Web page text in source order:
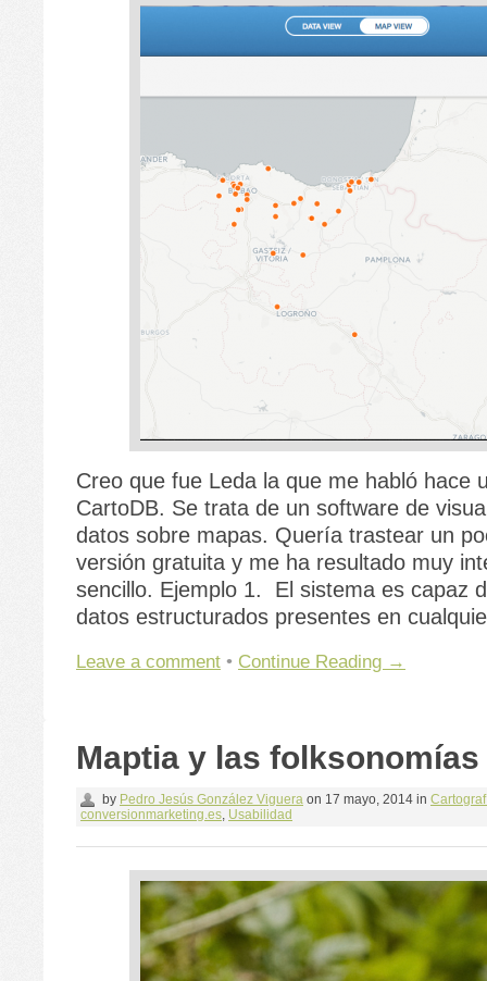
Creo que fue Leda la que me habló hace
CartoDB. Se trata de un software de
datos sobre mapas. Quería trastear un
versión gratuita y me ha resultado muy
sencillo. Ejemplo 1. El sistema es capaz
datos estructurados presentes en
Leave a comment • Continue Reading →
Maptia y las folksonomías
by Pedro Jesús González Viguera on 17 mayo, 2014 in
conversionmarketing.es Usabilidad